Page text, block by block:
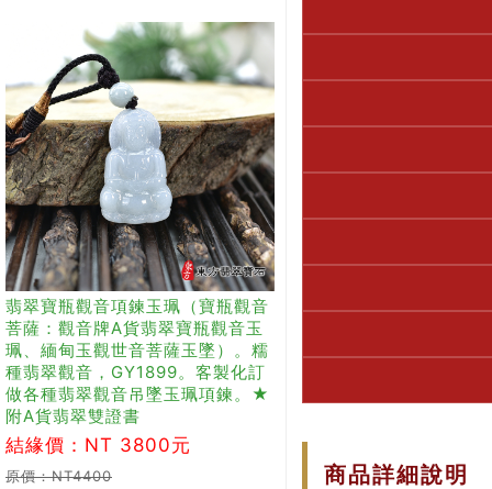
翡翠寶瓶觀音項鍊玉珮（寶瓶觀音
菩薩：觀音牌A貨翡翠寶瓶觀音玉
珮、緬甸玉觀世音菩薩玉墜）。糯
種翡翠觀音，GY1899。客製化訂
做各種翡翠觀音吊墜玉珮項鍊。★
附A貨翡翠雙證書
結緣價：NT 3800元
原價：NT4400 商品詳細說明